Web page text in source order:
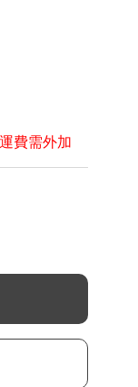
費需外加